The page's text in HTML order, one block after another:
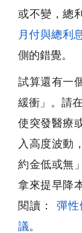
或不變，總
月付與總利
側的錯覺。
試算還有一
緩衝」。請
使突發醫療
入高度波動
約金低或無
拿來提早降
閱讀：
彈
議。